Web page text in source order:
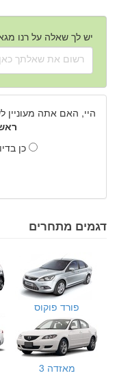
יש לך שאלה על רנו מגאן 2008 - 2018
היי, האם אתה
כן
דגמים מתחרים
פורד פוקוס
מאזדה 3